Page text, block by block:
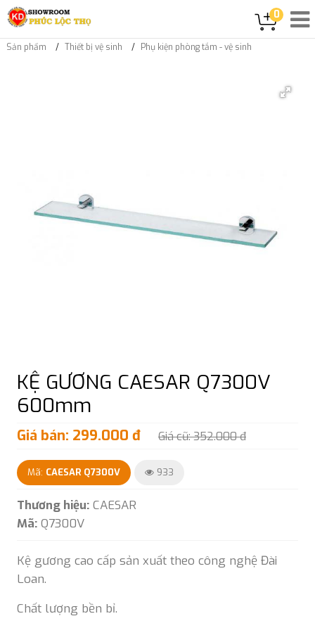
0
Sản phẩm Thiết bị vệ sinh Phụ kiện phòng tắm - vệ sinh
KỆ GƯƠNG CAESAR Q7300V
600mm
Giá bán: 299.000 đ Giá cũ: 352.000 đ
Mã: CAESAR Q7300V 933
Thương hiệu: CAESAR
Mã: Q7300V
Kệ gương cao cấp sản xuất theo công nghệ Đài
Loan.
Chất lượng bền bỉ.